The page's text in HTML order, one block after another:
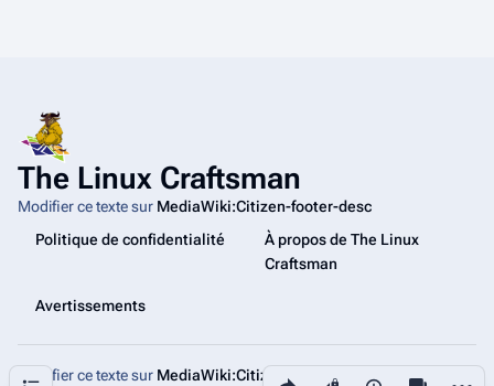
Partager cette page
Sommaire
The Linux Craftsman
Modifier ce texte sur MediaWiki:Citizen-footer-desc
Politique de confidentialité
À propos de The Linux
Craftsman
Avertissements
Modifier ce texte sur MediaWiki:Citizen-footer-tagline